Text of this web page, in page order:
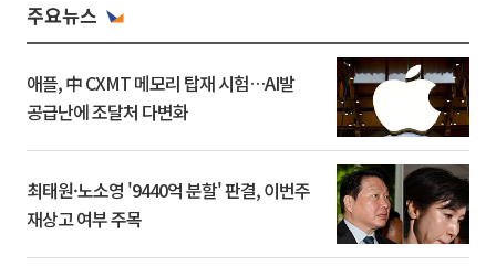
주요뉴스
애플, 中 CXMT 메모리 탑재 시험…AI발
공급난에 조달처 다변화
최태원·노소영 '9440억 분할' 판결, 이번주
재상고 여부 주목